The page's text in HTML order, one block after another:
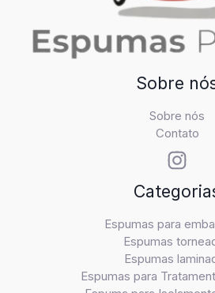
Sobre
Sobre nós
Contato
Espumas para
Espumas
Espumas
Espumas para